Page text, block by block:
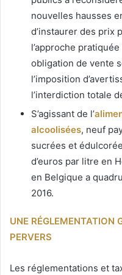
nouvelles hausses
d’instaurer des prix
l’approche
obligation de vente
l’imposition
l’interdiction totale
S’agissant de l’
alcoolisées, neuf
sucrées et
d’euros par litre en
en Belgique a
2016.
UNE RÉGLEMENTATION
PERVERS
Les réglementations et